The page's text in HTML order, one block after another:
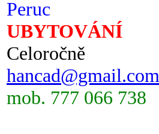
Peruc
UBYTOVÁNÍ
Celoročně
hancad@gmail.com
mob. 777 066 738